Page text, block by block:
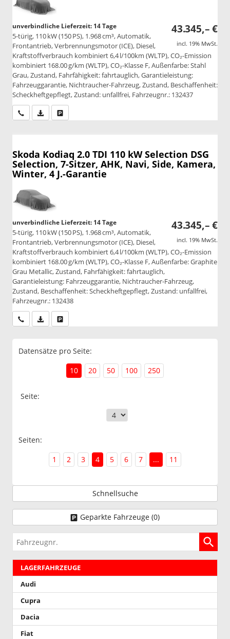
43.345,– €
incl. 19% MwSt.
unverbindliche Lieferzeit: 14 Tage
5-türig, 110 kW (150 PS), 1.968 cm³, Automatik,
Frontantrieb, Verbrennungsmotor (ICE), Diesel,
Kraftstoffverbrauch kombiniert 6,4 l/100km (WLTP), CO₂-Emission
kombiniert 168.00 g/km (WLTP), CO₂-Klasse F, Außenfarbe: Stahl
Grau, Zustand, Fahrfähigkeit: fahrtauglich, Garantieleistung:
Fahrzeuggarantie, Nichtraucher-Fahrzeug, Zustand, Beschaffenheit:
Scheckheftgepflegt, Zustand: unfallfrei, Fahrzeugnr.: 132437
Wir rufen Sie anPDF-Datei, Fahrzeugexposé drucken
Skoda Kodiaq 2.0 TDI 110 kW Selection DSG
Selection, 7-Sitzer, AHK, Navi, Side, Kamera,
Winter, 4 J.-Garantie
43.345,– €
incl. 19% MwSt.
unverbindliche Lieferzeit: 14 Tage
5-türig, 110 kW (150 PS), 1.968 cm³, Automatik,
Frontantrieb, Verbrennungsmotor (ICE), Diesel,
Kraftstoffverbrauch kombiniert 6,4 l/100km (WLTP), CO₂-Emission
kombiniert 168.00 g/km (WLTP), CO₂-Klasse F, Außenfarbe: Graphite
Grau Metallic, Zustand, Fahrfähigkeit: fahrtauglich,
Garantieleistung: Fahrzeuggarantie, Nichtraucher-Fahrzeug,
Zustand, Beschaffenheit: Scheckheftgepflegt, Zustand: unfallfrei,
Fahrzeugnr.: 132438
Wir rufen Sie anPDF-Datei, Fahrzeugexposé drucken
Datensätze pro Seite:
10
20 50 100 250
Seite:
Seiten:
1
2 3 4 5 6 7 ... 11
Schnellsuche
Geparkte Fahrzeuge (0)
Fahrzeugnr.
LAGERFAHRZEUGE
Audi
Cupra
Dacia
Fiat